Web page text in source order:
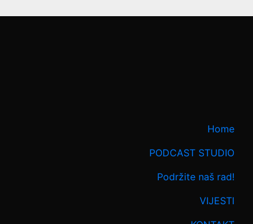
Home
PODCAST STUDIO
Podržite naš rad!
VIJESTI